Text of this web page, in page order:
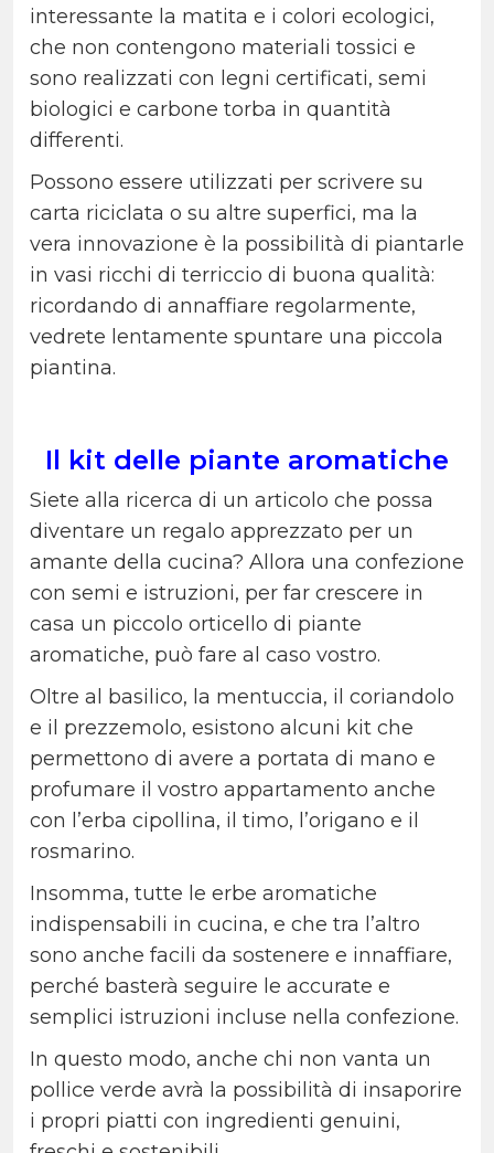
interessante la matita e i colori ecologici,
che non contengono materiali tossici e
sono realizzati con legni certificati, semi
biologici e carbone torba in quantità
differenti.
Possono essere utilizzati per scrivere su
carta riciclata o su altre superfici, ma la
vera innovazione è la possibilità di piantarle
in vasi ricchi di terriccio di buona qualità:
ricordando di annaffiare regolarmente,
vedrete lentamente spuntare una piccola
piantina.
Il kit delle piante aromatiche
Siete alla ricerca di un articolo che possa
diventare un regalo apprezzato per un
amante della cucina? Allora una confezione
con semi e istruzioni, per far crescere in
casa un piccolo orticello di piante
aromatiche, può fare al caso vostro.
Oltre al basilico, la mentuccia, il coriandolo
e il prezzemolo, esistono alcuni kit che
permettono di avere a portata di mano e
profumare il vostro appartamento anche
con l’erba cipollina, il timo, l’origano e il
rosmarino.
Insomma, tutte le erbe aromatiche
indispensabili in cucina, e che tra l’altro
sono anche facili da sostenere e innaffiare,
perché basterà seguire le accurate e
semplici istruzioni incluse nella confezione.
In questo modo, anche chi non vanta un
pollice verde avrà la possibilità di insaporire
i propri piatti con ingredienti genuini,